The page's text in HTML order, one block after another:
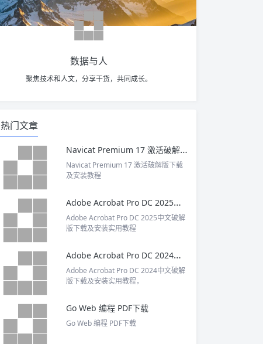
数据与人
聚焦技术和人文，分享干货，共同成长。
热门文章
Navicat Premium 17 激活破解版下载及安装教程
Navicat Premium 17 激活破解版下载
及安装教程
Adobe Acrobat Pro DC 2025中文破解版下载及安装实用教程
Adobe Acrobat Pro DC 2025中文破解
版下载及安装实用教程
Adobe Acrobat Pro DC 2024中文破解版下载及安装实用教程
Adobe Acrobat Pro DC 2024中文破解
版下载及安装实用教程，
Go Web 编程 PDF下载
Go Web 编程 PDF下载